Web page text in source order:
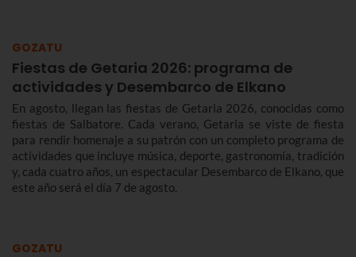
septiembre.
GOZATU
Fiestas de Getaria 2026: programa de
actividades y Desembarco de Elkano
En agosto, llegan las fiestas de Getaria 2026, conocidas como
fiestas de Salbatore. Cada verano, Getaria se viste de fiesta
para rendir homenaje a su patrón con un completo programa de
actividades que incluye música, deporte, gastronomía, tradición
y, cada cuatro años, un espectacular Desembarco de Elkano, que
este año será el día 7 de agosto.
GOZATU